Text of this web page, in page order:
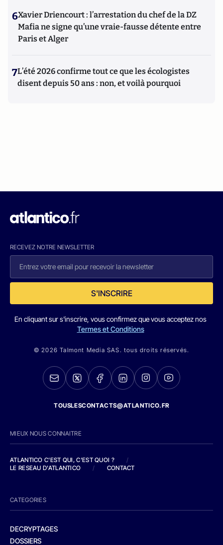
6Xavier Driencourt : l’arrestation du chef de la DZ
Mafia ne signe qu’une vraie-fausse détente entre
Paris et Alger
7L’été 2026 confirme tout ce que les écologistes
disent depuis 50 ans : non, et voilà pourquoi
RECEVEZ NOTRE NEWSLETTER
S'INSCRIRE
En cliquant sur s'inscrire, vous confirmez que vous acceptez nos
Termes et Conditions
© 2026 Talmont Media SAS. tous droits réservés.
TOUSLESCONTACTS@ATLANTICO.FR
MIEUX NOUS CONNAITRE
ATLANTICO C'EST QUI, C'EST QUOI ?
/
LE RESEAU D'ATLANTICO
/ CONTACT
CATEGORIES
DECRYPTAGES
DOSSIERS